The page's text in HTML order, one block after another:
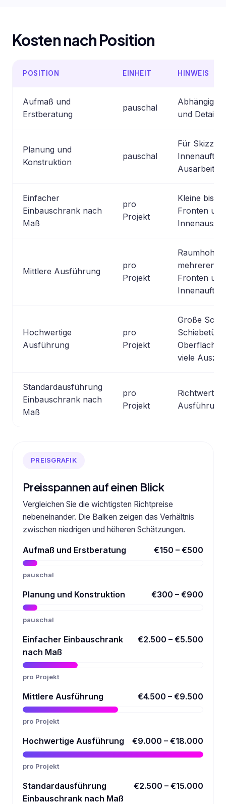
Kosten nach Position
POSITION EINHEIT HINWEIS
Aufmaß und
Erstberatung
pauschal
Abhängig
und
Planung und
Konstruktion
pauschal
Für
Einfacher
Einbauschrank nach
Maß
pro
Projekt
Kleine bis
Fronten
Mittlere Ausführung
pro
Projekt
mehreren
Fronten
Hochwertige
Ausführung
pro
Projekt
Große
viele
Standardausführung
Einbauschrank nach
Maß
pro
Projekt
Richtwert
Ausführung.
PREISGRAFIK
Preisspannen auf einen Blick
Vergleichen Sie die wichtigsten Richtpreise
nebeneinander. Die Balken zeigen das Verhältnis
zwischen niedrigen und höheren Schätzungen.
Aufmaß und Erstberatung €150 – €500
pauschal
Planung und Konstruktion €300 – €900
pauschal
Einfacher Einbauschrank
nach Maß
€2.500 – €5.500
pro Projekt
Mittlere Ausführung €4.500 – €9.500
pro Projekt
Hochwertige Ausführung €9.000 – €18.000
pro Projekt
Standardausführung
Einbauschrank nach Maß
€2.500 – €15.000